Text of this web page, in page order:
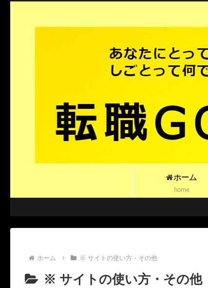
ホーム
home
ホーム ※ サイトの使い方・その他
※ サイトの使い方・その他